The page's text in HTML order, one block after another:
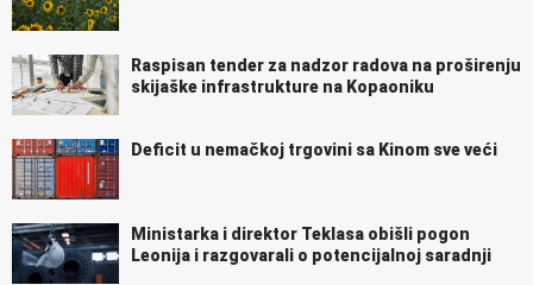
Raspisan tender za nadzor radova na proširenju
skijaške infrastrukture na Kopaoniku
Deficit u nemačkoj trgovini sa Kinom sve veći
Ministarka i direktor Teklasa obišli pogon
Leonija i razgovarali o potencijalnoj saradnji